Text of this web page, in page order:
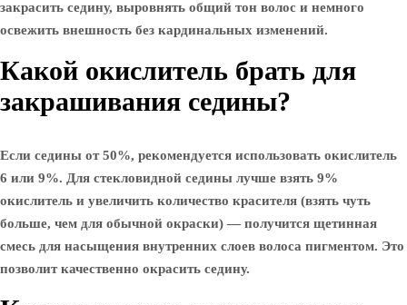
закрасить седину, выровнять общий тон волос и немного
освежить внешность без кардинальных изменений.
Какой окислитель брать для
закрашивания седины?
Если седины от 50%, рекомендуется использовать окислитель
6 или 9%. Для стекловидной седины лучше взять 9%
окислитель и увеличить количество красителя (взять чуть
больше, чем для обычной окраски) — получится щетинная
смесь для насыщения внутренних слоев волоса пигментом. Это
позволит качественно окрасить седину.